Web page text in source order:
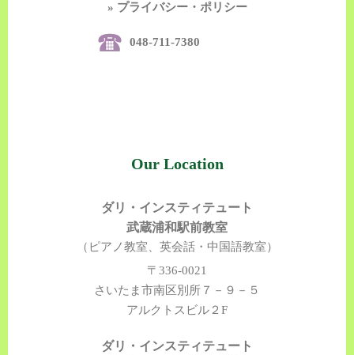
» プライバシー・ポリシー
048-711-7380
Our Location
ダリ・インスティテュート
武蔵浦和駅前教室
（ピアノ教室、英会話・中国語教室）
〒336-0021
さいたま市南区別所７－９－５
アルクトスビル２F
ダリ・インスティテュート